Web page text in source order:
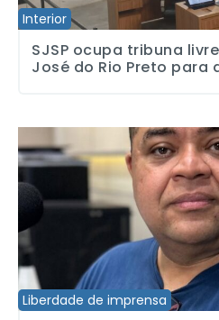
Interior
SJSP ocupa tribuna
José do Rio Preto para
Liberdade de imprensa
SJSP solidariza-se com o